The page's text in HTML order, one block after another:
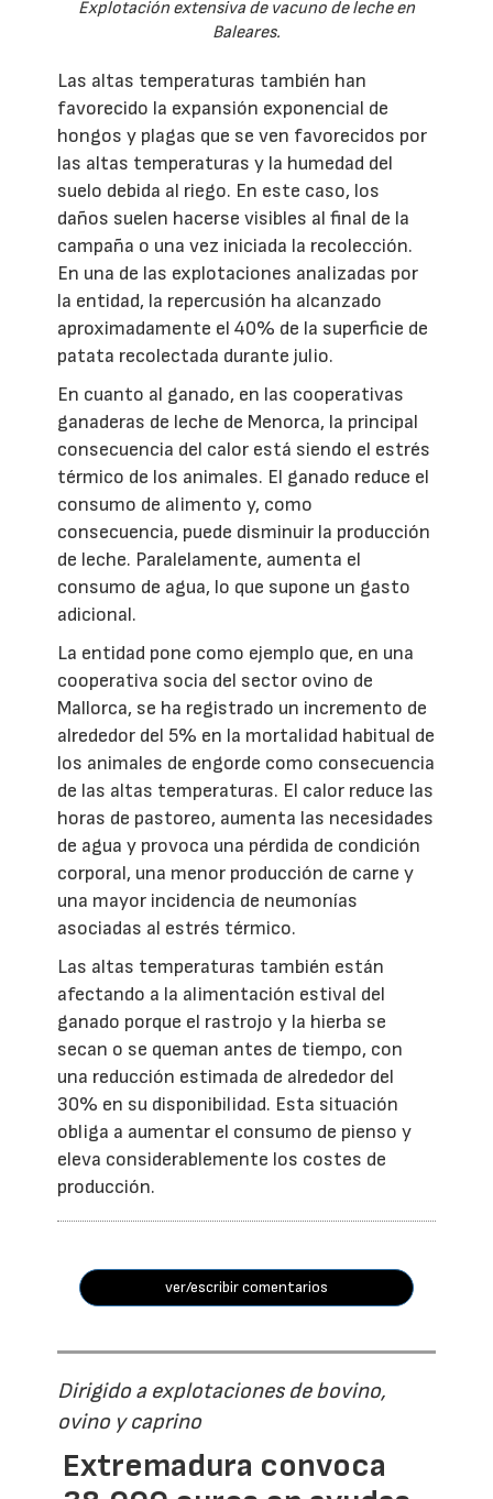
Explotación extensiva de vacuno de leche en
Baleares.
Las altas temperaturas también han
favorecido la expansión exponencial de
hongos y plagas que se ven favorecidos por
las altas temperaturas y la humedad del
suelo debida al riego. En este caso, los
daños suelen hacerse visibles al final de la
campaña o una vez iniciada la recolección.
En una de las explotaciones analizadas por
la entidad, la repercusión ha alcanzado
aproximadamente el 40% de la superficie de
patata recolectada durante julio.
En cuanto al ganado, en las cooperativas
ganaderas de leche de Menorca, la principal
consecuencia del calor está siendo el estrés
térmico de los animales. El ganado reduce el
consumo de alimento y, como
consecuencia, puede disminuir la producción
de leche. Paralelamente, aumenta el
consumo de agua, lo que supone un gasto
adicional.
La entidad pone como ejemplo que, en una
cooperativa socia del sector ovino de
Mallorca, se ha registrado un incremento de
alrededor del 5% en la mortalidad habitual de
los animales de engorde como consecuencia
de las altas temperaturas. El calor reduce las
horas de pastoreo, aumenta las necesidades
de agua y provoca una pérdida de condición
corporal, una menor producción de carne y
una mayor incidencia de neumonías
asociadas al estrés térmico.
Las altas temperaturas también están
afectando a la alimentación estival del
ganado porque el rastrojo y la hierba se
secan o se queman antes de tiempo, con
una reducción estimada de alrededor del
30% en su disponibilidad. Esta situación
obliga a aumentar el consumo de pienso y
eleva considerablemente los costes de
producción.
ver/escribir comentarios
Dirigido a explotaciones de bovino,
ovino y caprino
Extremadura convoca